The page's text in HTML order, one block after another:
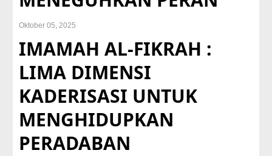
Oktober 05, 2025
IMAMAH AL-FIKRAH :
LIMA DIMENSI
KADERISASI UNTUK
MENGHIDUPKAN
PERADABAN